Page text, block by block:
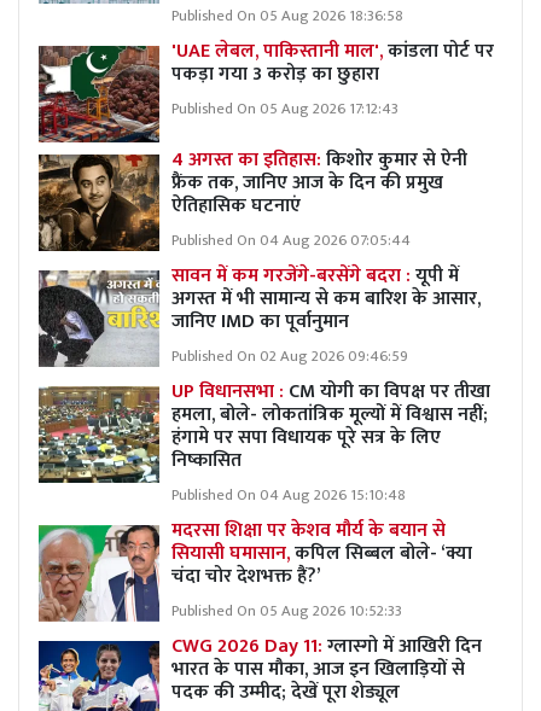
Published On 05 Aug 2026 18:36:58
'UAE लेबल, पाकिस्तानी माल',कांडला पोर्ट पर
पकड़ा गया 3 करोड़ का छुहारा
Published On 05 Aug 2026 17:12:43
4 अगस्त का इतिहास:किशोर कुमार से ऐनी
फ्रैंक तक, जानिए आज के दिन की प्रमुख
ऐतिहासिक घटनाएं
Published On 04 Aug 2026 07:05:44
सावन में कम गरजेंगे-बरसेंगे बदरा :यूपी में
अगस्त में भी सामान्य से कम बारिश के आसार,
जानिए IMD का पूर्वानुमान
Published On 02 Aug 2026 09:46:59
UP विधानसभा : CM योगी का विपक्ष पर तीखा
हमला, बोले- लोकतांत्रिक मूल्यों में विश्वास नहीं;
हंगामे पर सपा विधायक पूरे सत्र के लिए
निष्कासित
Published On 04 Aug 2026 15:10:48
मदरसा शिक्षा पर केशव मौर्य के बयान से
सियासी घमासान,कपिल सिब्बल बोले- ‘क्या
चंदा चोर देशभक्त हैं?’
Published On 05 Aug 2026 10:52:33
CWG 2026 Day 11:ग्लास्गो में आखिरी दिन
भारत के पास मौका, आज इन खिलाड़ियों से
पदक की उम्मीद; देखें पूरा शेड्यूल